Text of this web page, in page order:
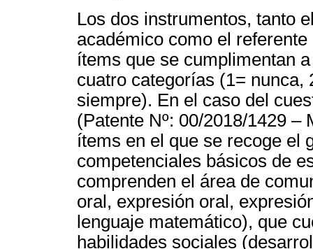
Los dos instrumentos, tanto
académico como el
ítems que se cumplimentan
cuatro categorías (1= nunca,
siempre). En el caso del
(Patente Nº: 00/2018/1429 –
ítems en el que se recoge el
competenciales básicos de
comprenden el área de
oral, expresión oral,
lenguaje matemático), que
habilidades sociales